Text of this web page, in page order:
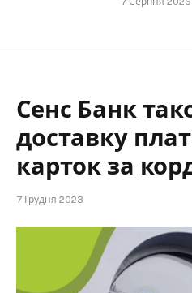
Сенс Банк
доставку
карток за
7 Грудня 2023